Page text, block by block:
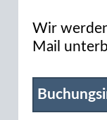
Wir
Mail